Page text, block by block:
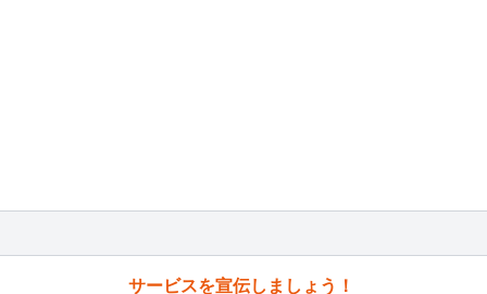
サービスを宣伝しましょう！